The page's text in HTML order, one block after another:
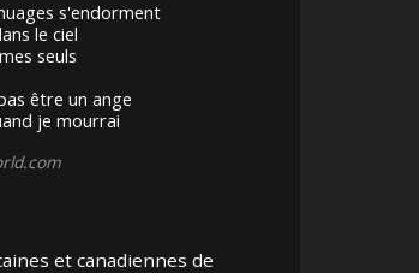
s'endorment
le ciel
seuls
être un ange
je mourrai
et canadiennes de